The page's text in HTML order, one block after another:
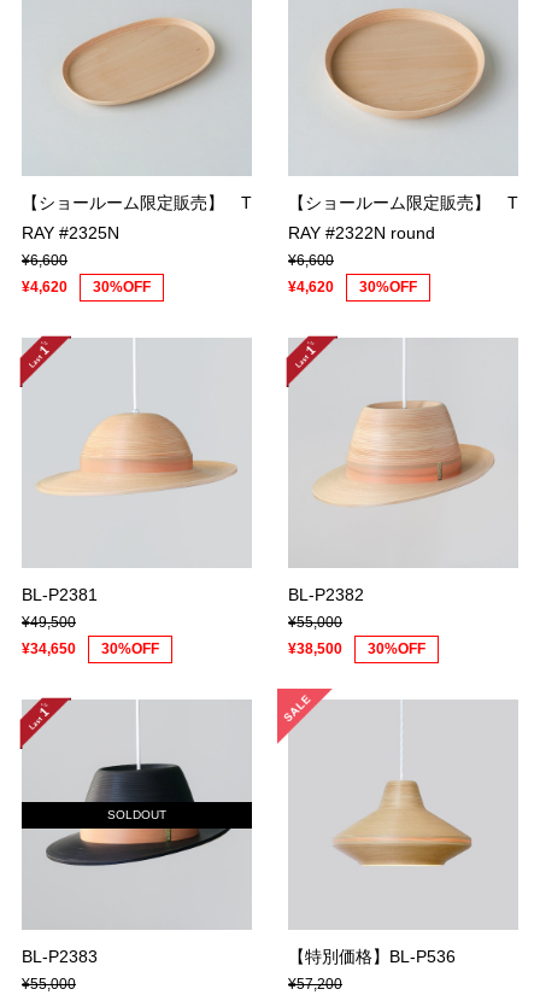
【ショールーム限定販売】 T
RAY #2325N
¥6,600
¥4,620
30%OFF
【ショールーム限定販売】 T
RAY #2322N round
¥6,600
¥4,620
30%OFF
BL-P2381
¥49,500
¥34,650
30%OFF
BL-P2382
¥55,000
¥38,500
30%OFF
SOLDOUT
BL-P2383
¥55,000
【特別価格】BL-P536
¥57,200